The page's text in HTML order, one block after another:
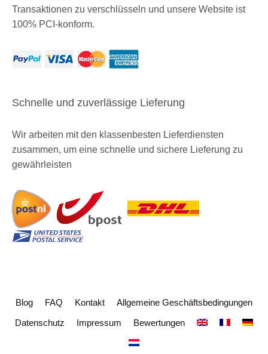
Transaktionen zu verschlüsseln und unsere Website ist
100% PCI-konform.
Schnelle und zuverlässige Lieferung
Wir arbeiten mit den klassenbesten Lieferdiensten
zusammen, um eine schnelle und sichere Lieferung zu
gewährleisten
Blog FAQ Kontakt
Allgemeine Geschäftsbedingungen
Datenschutz
Impressum Bewertungen